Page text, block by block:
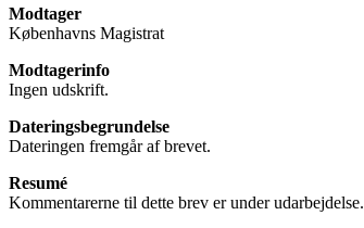
Modtager
Københavns Magistrat
Modtagerinfo
Ingen udskrift.
Dateringsbegrundelse
Dateringen fremgår af brevet.
Resumé
Kommentarerne til dette brev er under udarbejdelse.